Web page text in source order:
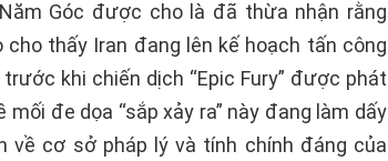
Góc được cho là đã thừa nhận rằng
thấy Iran đang lên kế hoạch tấn công
khi chiến dịch “Epic Fury” được phát
đe dọa “sắp xảy ra” này đang làm dấy
về cơ sở pháp lý và tính chính đáng của